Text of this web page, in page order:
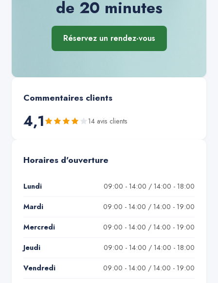
de 20 minutes
Réservez un rendez-vous
Commentaires clients
4,1 14 avis clients
Horaires d'ouverture
Lundi 09:00 - 14:00 / 14:00 - 18:00
Mardi 09:00 - 14:00 / 14:00 - 19:00
Mercredi 09:00 - 14:00 / 14:00 - 19:00
Jeudi 09:00 - 14:00 / 14:00 - 18:00
Vendredi 09:00 - 14:00 / 14:00 - 19:00